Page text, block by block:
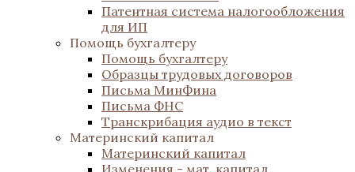
Патентная система налогообложения
для ИП
Помощь бухгалтеру
Помощь бухгалтеру
Образцы трудовых договоров
Письма МинФина
Письма ФНС
Транскрибация аудио в текст
Материнский капитал
Материнский капитал
Изменения - мат. капитал